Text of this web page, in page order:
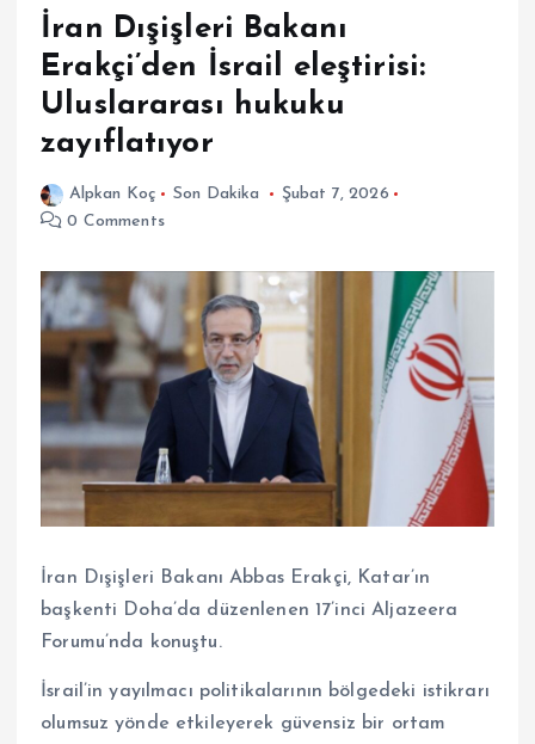
İran Dışişleri Bakanı
Erakçi’den İsrail eleştirisi:
Uluslararası hukuku
zayıflatıyor
Alpkan Koç Son Dakika
Şubat 7, 2026
0 Comments
İran Dışişleri Bakanı Abbas Erakçi, Katar’ın
başkenti Doha’da düzenlenen 17’inci Aljazeera
Forumu’nda konuştu.
İsrail’in yayılmacı politikalarının bölgedeki istikrarı
olumsuz yönde etkileyerek güvensiz bir ortam